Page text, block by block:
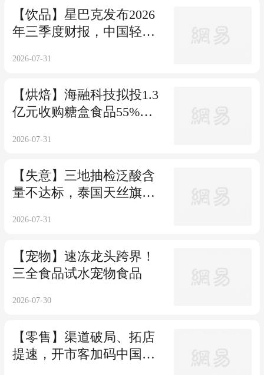
【饮品】星巴克发布2026
年三季度财报，中国轻资
2026-07-31
【烘焙】海融科技拟投1.3
亿元收购糖盒食品55%股
2026-07-31
【失意】三地抽检泛酸含
量不达标，泰国天丝旗下
2026-07-31
【宠物】速冻龙头跨界！
三全食品试水宠物食品
2026-07-30
【零售】渠道破局、拓店
提速，开市客加码中国市